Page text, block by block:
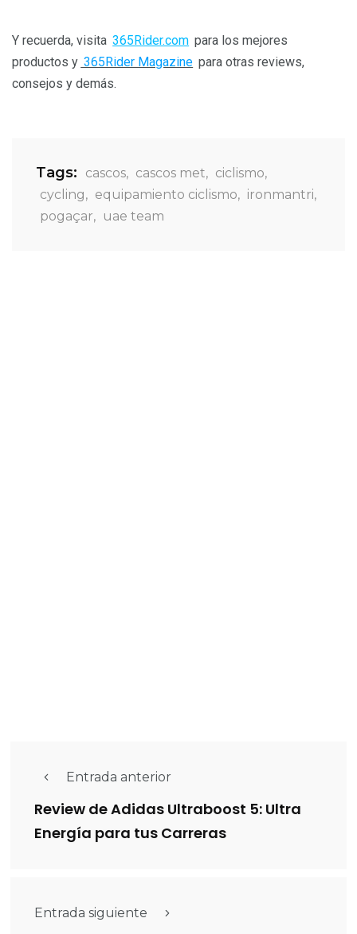
Y recuerda, visita 365Rider.com para los mejores
productos y 365Rider Magazine para otras reviews,
consejos y demás.
Tags: cascos, cascos met, ciclismo,
cycling, equipamiento ciclismo, ironmantri,
pogaçar, uae team
Entrada anterior
Review de Adidas Ultraboost 5: Ultra
Energía para tus Carreras
Entrada siguiente